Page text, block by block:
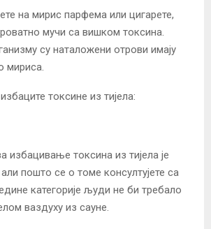
на мирис парфема или цигарете,
мучи са вишком токсина.
су наталожени отрови имају
мириса.
токсине из тијела:
избацивање токсина из тијела је
пошто се о томе консултујете са
категорије људи не би требало
ваздуху из сауне.